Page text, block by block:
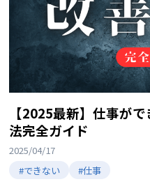
【2025最新】仕事が
法完全ガイド
2025/04/17
#できない
#仕事